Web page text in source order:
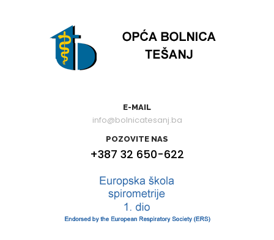
E-MAIL
info@bolnicatesanj.ba
POZOVITE NAS
+387 32 650-622